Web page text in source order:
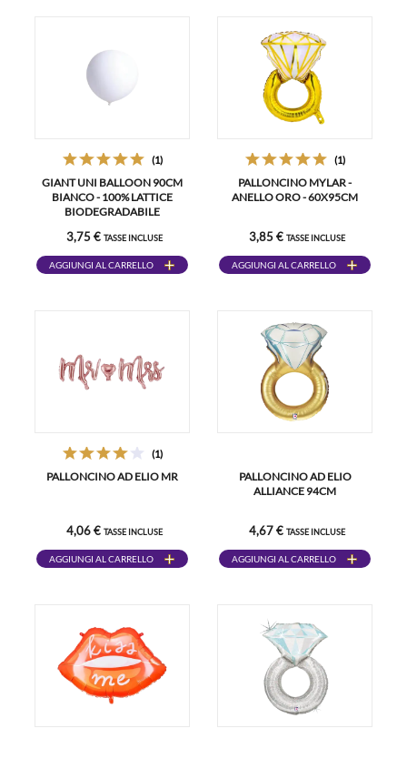
(1)
GIANT UNI BALLOON 90CM
BIANCO - 100% LATTICE
BIODEGRADABILE
3,75 € TASSE INCLUSE
AGGIUNGI AL CARRELLO
(1)
PALLONCINO MYLAR -
ANELLO ORO - 60X95CM
3,85 € TASSE INCLUSE
AGGIUNGI AL CARRELLO
(1)
PALLONCINO AD ELIO MR
4,06 € TASSE INCLUSE
AGGIUNGI AL CARRELLO
PALLONCINO AD ELIO
ALLIANCE 94CM
4,67 € TASSE INCLUSE
AGGIUNGI AL CARRELLO